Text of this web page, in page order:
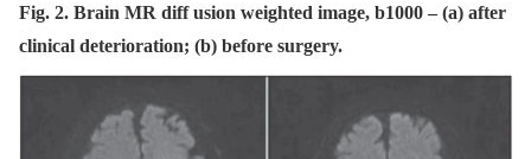
Fig. 2. Brain MR diff usion weighted image, b1000 – (a) after
clinical deterioration; (b) before surgery.